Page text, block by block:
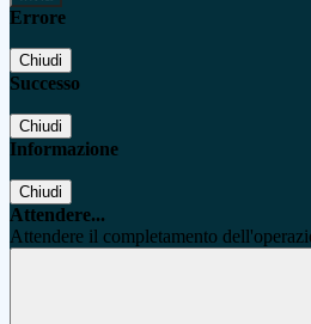
Errore
Chiudi
Successo
Chiudi
Informazione
Chiudi
Attendere...
Attendere il completamento